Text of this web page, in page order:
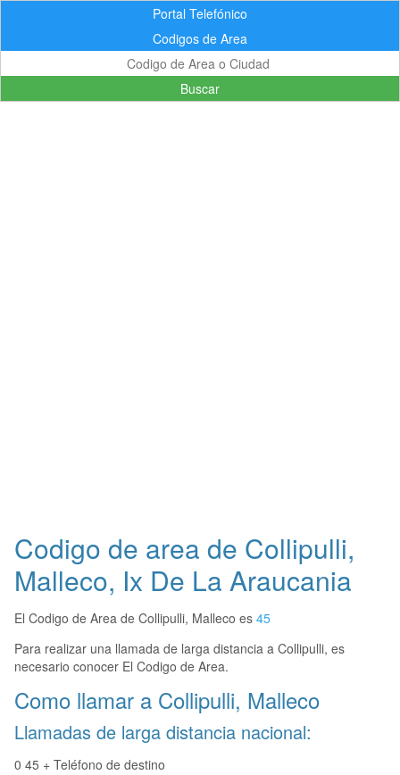
Portal Telefónico
Codigos de Area
Buscar
Codigo de area de Collipulli,
Malleco, Ix De La Araucania
El Codigo de Area de Collipulli, Malleco es 45
Para realizar una llamada de larga distancia a Collipulli, es
necesario conocer El Codigo de Area.
Como llamar a Collipulli, Malleco
Llamadas de larga distancia nacional:
0 45 + Teléfono de destino